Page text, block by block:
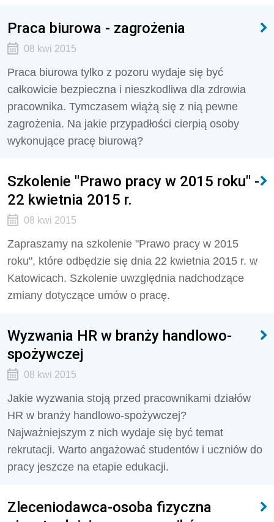
Praca biurowa - zagrożenia
08 kwi 2015
Praca biurowa tylko z pozoru wydaje się być
całkowicie bezpieczna i nieszkodliwa dla zdrowia
pracownika. Tymczasem wiążą się z nią pewne
zagrożenia. Na jakie przypadłości cierpią osoby
wykonujące pracę biurową?
Szkolenie "Prawo pracy w 2015 roku" -
22 kwietnia 2015 r.
08 kwi 2015
Zapraszamy na szkolenie "Prawo pracy w 2015
roku", które odbędzie się dnia 22 kwietnia 2015 r. w
Katowicach. Szkolenie uwzględnia nadchodzące
zmiany dotyczące umów o pracę.
Wyzwania HR w branży handlowo-
spożywczej
08 kwi 2015
Jakie wyzwania stoją przed pracownikami działów
HR w branży handlowo-spożywczej?
Najważniejszym z nich wydaje się być temat
rekrutacji. Warto angażować studentów i uczniów do
pracy jeszcze na etapie edukacji.
Zleceniodawca-osoba fizyczna